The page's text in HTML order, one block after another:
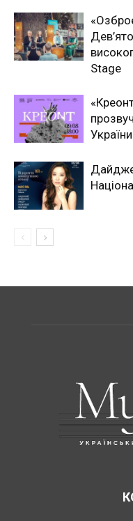
Stage
України